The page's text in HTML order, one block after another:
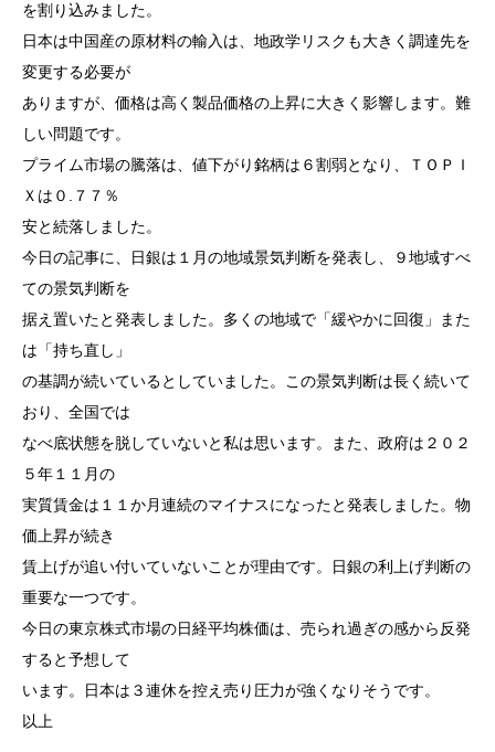
を割り込みました。
日本は中国産の原材料の輸入は、地政学リスクも大きく調達先を
変更する必要が
ありますが、価格は高く製品価格の上昇に大きく影響します。難
しい問題です。
プライム市場の騰落は、値下がり銘柄は６割弱となり、ＴＯＰＩ
Ｘは０.７７％
安と続落しました。
今日の記事に、日銀は１月の地域景気判断を発表し、９地域すべ
ての景気判断を
据え置いたと発表しました。多くの地域で「緩やかに回復」また
は「持ち直し」
の基調が続いているとしていました。この景気判断は長く続いて
おり、全国では
なべ底状態を脱していないと私は思います。また、政府は２０２
５年１１月の
実質賃金は１１か月連続のマイナスになったと発表しました。物
価上昇が続き
賃上げが追い付いていないことが理由です。日銀の利上げ判断の
重要な一つです。
今日の東京株式市場の日経平均株価は、売られ過ぎの感から反発
すると予想して
います。日本は３連休を控え売り圧力が強くなりそうです。
以上